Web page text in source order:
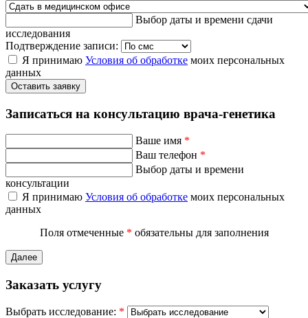
Выбор даты и времени сдачи
исследования
Подтверждение записи:
Я принимаю Условия об обработке моих персональных
данных
Оставить заявку
Записаться на консультацию врача-генетика
Ваше имя *
Ваш телефон *
Выбор даты и времени
консультации
Я принимаю Условия об обработке моих персональных
данных
Поля отмеченные * обязательны для заполнения
Далее
Заказать услугу
Выбрать исследование: *